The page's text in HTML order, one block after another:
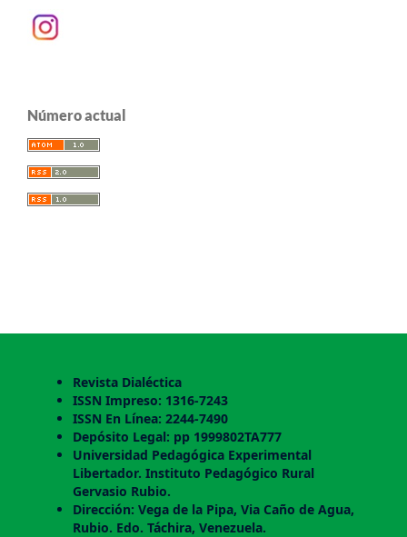
Número actual
Revista Dialéctica
ISSN Impreso: 1316-7243
ISSN En Línea: 2244-7490
Depósito Legal: pp 1999802TA777
Universidad Pedagógica Experimental
Libertador. Instituto Pedagógico Rural
Gervasio Rubio.
Dirección: Vega de la Pipa, Via Caño de Agua,
Rubio. Edo. Táchira, Venezuela.